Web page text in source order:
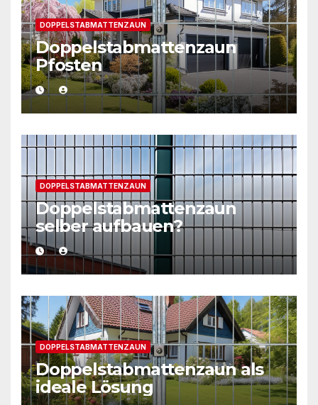
DOPPELSTABMATTENZAUN
Doppelstabmattenzaun
Pfosten
DOPPELSTABMATTENZAUN
Doppelstabmattenzaun
selber aufbauen?
DOPPELSTABMATTENZAUN
Doppelstabmattenzaun als
ideale Lösung